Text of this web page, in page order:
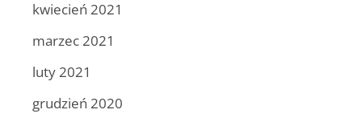
kwiecień 2021
marzec 2021
luty 2021
grudzień 2020